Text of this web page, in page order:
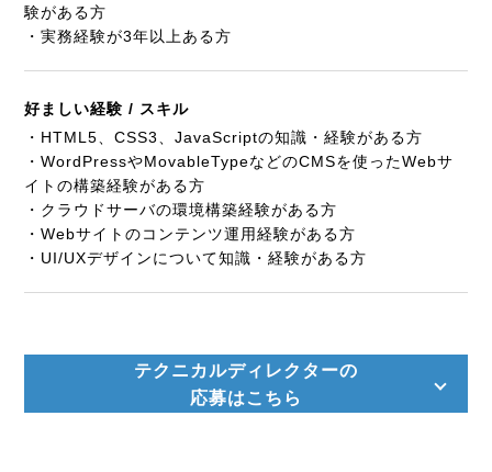
験がある方
・実務経験が3年以上ある方
好ましい経験 / スキル
・HTML5、CSS3、JavaScriptの知識・経験がある方
・WordPressやMovableTypeなどのCMSを使ったWebサ
イトの構築経験がある方
・クラウドサーバの環境構築経験がある方
・Webサイトのコンテンツ運用経験がある方
・UI/UXデザインについて知識・経験がある方
テクニカルディレクターの
応募はこちら